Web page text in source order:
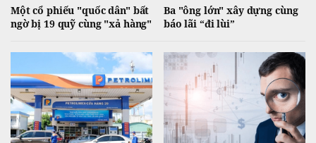
Một cổ phiếu "quốc dân" bất
ngờ bị 19 quỹ cùng "xả hàng"
Ba "ông lớn" xây dựng cùng
báo lãi “đi lùi”